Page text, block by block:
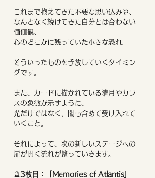
これまで抱えてきた不要な思い込みや、
なんとなく続けてきた自分とは合わない
価値観、
心のどこかに残っていた小さな恐れ。
そういったものを手放していくタイミン
グです。
また、カードに描かれている満月やカラ
スの象徴が示すように、
光だけではなく、闇も含めて受け入れて
いくこと。
それによって、次の新しいステージへの
扉が開く流れが整っていきます。
🔮3枚目：「Memories of Atlantis」